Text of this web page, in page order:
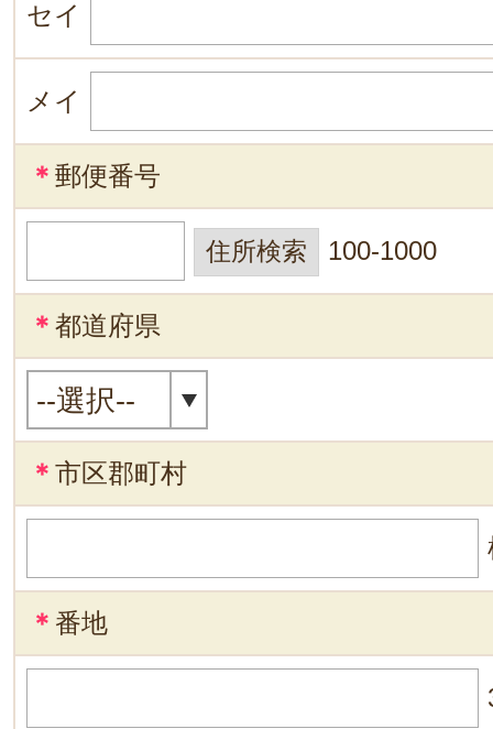
セイ
メイ
＊ 郵便番号
100-1000
＊ 都道府県
＊ 市区郡町村
＊ 番地